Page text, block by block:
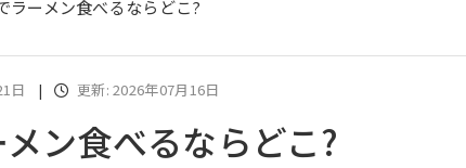
ラーメン食べるならどこ?
日 | 更新: 2026年07月16日
ン食べるならどこ?